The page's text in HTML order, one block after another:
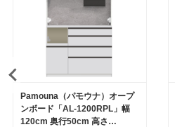
Pamouna（パモウナ）オープ
ンボード「AL-1200RPL」幅
120cm 奥行50cm 高さ